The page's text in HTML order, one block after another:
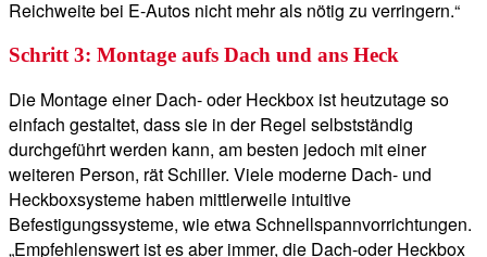
Reichweite bei E-Autos nicht mehr als nötig zu verringern.“
Schritt 3: Montage aufs Dach und ans Heck
Die Montage einer Dach- oder Heckbox ist heutzutage so
einfach gestaltet, dass sie in der Regel selbstständig
durchgeführt werden kann, am besten jedoch mit einer
weiteren Person, rät Schiller. Viele moderne Dach- und
Heckboxsysteme haben mittlerweile intuitive
Befestigungssysteme, wie etwa Schnellspannvorrichtungen.
„Empfehlenswert ist es aber immer, die Dach-oder Heckbox